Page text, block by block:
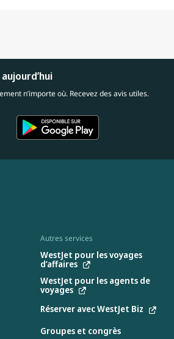
n’importe où. Recevez des avis utiles.
Autres services
WestJet pour les voyages
d’affaires
WestJet pour les agents de
voyages
Réserver avec WestJet Biz
Groupes et congrès